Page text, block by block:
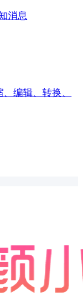
消息
编辑、转换、